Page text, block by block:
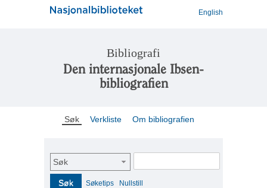
English
Bibliografi
Den internasjonale Ibsen-
bibliografien
Søk Verkliste Om bibliografien
Søk
Søk Søketips Nullstill